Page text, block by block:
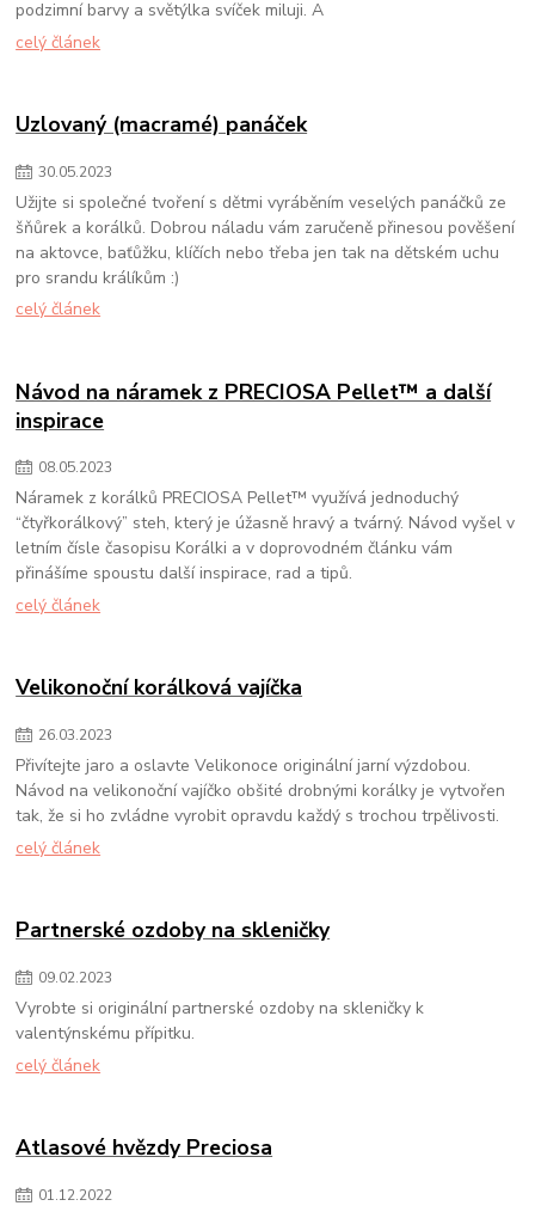
podzimní barvy a světýlka svíček miluji. A
celý článek
Uzlovaný (macramé) panáček
30.05.2023
Užijte si společné tvoření s dětmi vyráběním veselých panáčků ze
šňůrek a korálků. Dobrou náladu vám zaručeně přinesou pověšení
na aktovce, baťůžku, klíčích nebo třeba jen tak na dětském uchu
pro srandu králíkům :)
celý článek
Návod na náramek z PRECIOSA Pellet™ a další
inspirace
08.05.2023
Náramek z korálků PRECIOSA Pellet™ využívá jednoduchý
“čtyřkorálkový” steh, který je úžasně hravý a tvárný. Návod vyšel v
letním čísle časopisu Korálki a v doprovodném článku vám
přinášíme spoustu další inspirace, rad a tipů.
celý článek
Velikonoční korálková vajíčka
26.03.2023
Přivítejte jaro a oslavte Velikonoce originální jarní výzdobou.
Návod na velikonoční vajíčko obšité drobnými korálky je vytvořen
tak, že si ho zvládne vyrobit opravdu každý s trochou trpělivosti.
celý článek
Partnerské ozdoby na skleničky
09.02.2023
Vyrobte si originální partnerské ozdoby na skleničky k
valentýnskému přípitku.
celý článek
Atlasové hvězdy Preciosa
01.12.2022